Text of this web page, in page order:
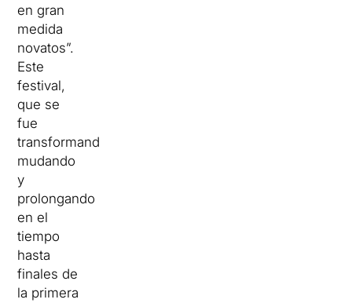
en gran
medida
novatos”.
Este
festival,
que se
fue
transformando,
mudando
y
prolongando
en el
tiempo
hasta
finales de
la primera